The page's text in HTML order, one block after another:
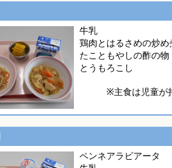
牛
鶏肉とはるさめの炒め
たこともやしの酢の物
とうもろこし
※主食は児童が
ペンネア